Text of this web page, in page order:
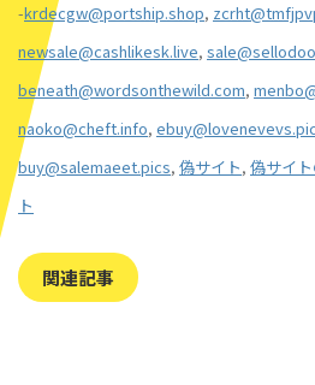
-krdecgw@portship.shop,
newsale@cashlikesk.live,
beneath@wordsonthewild.com,
naoko@cheft.info,
buy@salemaeet.pics, 偽サイト, 偽サイ
ト
関連記事